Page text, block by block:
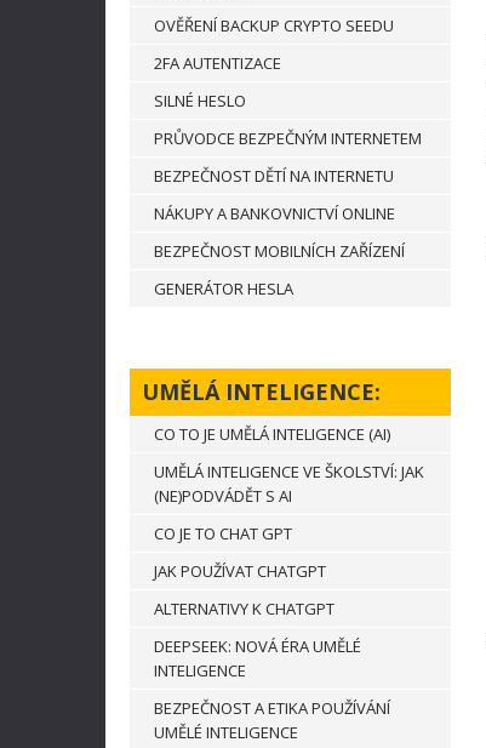
OVĚŘENÍ BACKUP CRYPTO SEEDU
2FA AUTENTIZACE
SILNÉ HESLO
PRŮVODCE BEZPEČNÝM INTERNETEM
BEZPEČNOST DĚTÍ NA INTERNETU
NÁKUPY A BANKOVNICTVÍ ONLINE
BEZPEČNOST MOBILNÍCH ZAŘÍZENÍ
GENERÁTOR HESLA
UMĚLÁ INTELIGENCE:
CO TO JE UMĚLÁ INTELIGENCE (AI)
UMĚLÁ INTELIGENCE VE ŠKOLSTVÍ: JAK
(NE)PODVÁDĚT S AI
CO JE TO CHAT GPT
JAK POUŽÍVAT CHATGPT
ALTERNATIVY K CHATGPT
DEEPSEEK: NOVÁ ÉRA UMĚLÉ
INTELIGENCE
BEZPEČNOST A ETIKA POUŽÍVÁNÍ
UMĚLÉ INTELIGENCE